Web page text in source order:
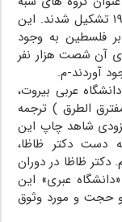
نظامی یهودی در فلسطین بود که در سال ۱۹۴۸ تشکیل شدند. این
فلسطین به وجود
آن شصت هزار نفر
آوردند-م.
عربی بیروت،
الطرق ) ترجمه
شاهد چاپ این
دست دکتر ظاظا،
ظاظا در دوران
عبری» این
حجت و مورد وثوق